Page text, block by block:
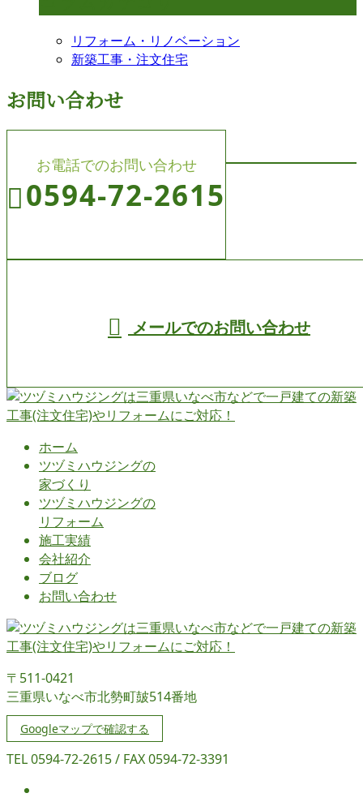
リフォーム・リノベーション
新築工事・注文住宅
お問い合わせ
お電話でのお問い合わせ
0594-72-2615
メールでのお問い合わせ
ホーム
ツヅミハウジングの
家づくり
ツヅミハウジングの
リフォーム
施工実績
会社紹介
ブログ
お問い合わせ
〒511-0421
三重県いなべ市北勢町皷514番地
Googleマップで確認する
TEL 0594-72-2615 / FAX 0594-72-3391